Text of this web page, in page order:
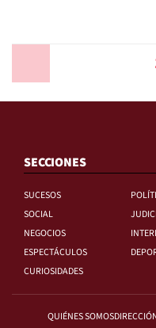
SECCIONES
SUCESOS
SOCIAL
NEGOCIOS
ESPECTÁCULOS
CURIOSIDADES
QUIÉNES SOMOS